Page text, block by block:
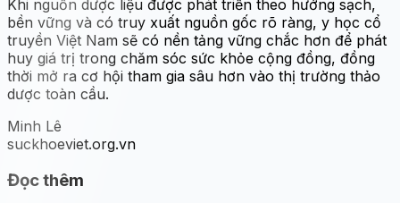
Khi nguồn dược liệu được phát triển theo hướng sạch,
bền vững và có truy xuất nguồn gốc rõ ràng, y học cổ
truyền Việt Nam sẽ có nền tảng vững chắc hơn để phát
huy giá trị trong chăm sóc sức khỏe cộng đồng, đồng
thời mở ra cơ hội tham gia sâu hơn vào thị trường thảo
dược toàn cầu.
Minh Lê
suckhoeviet.org.vn
Đọc thêm